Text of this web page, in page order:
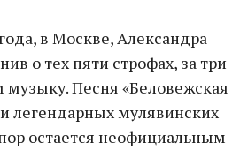
в Москве, Александра
о тех пяти строфах, за три
музыку. Песня «Беловежская
легендарных мулявинских
остается неофициальным